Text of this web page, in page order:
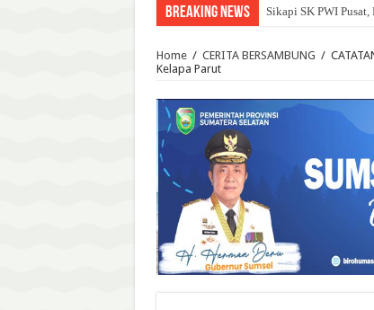
Breaking News Sikapi SK PWI
Home / CERITA BERSAMBUNG /
Kelapa Parut